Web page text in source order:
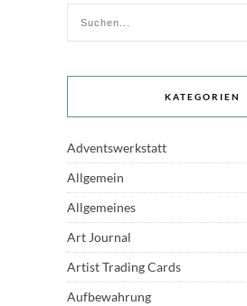
KATEGORIEN
Adventswerkstatt
Allgemein
Allgemeines
Art Journal
Artist Trading Cards
Aufbewahrung